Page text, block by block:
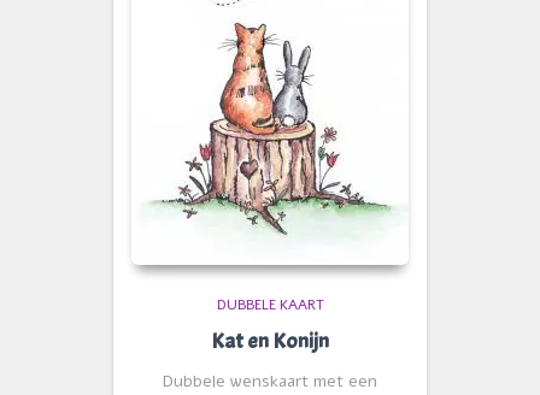
DUBBELE KAART
Kat en Konijn
Dubbele wenskaart met een